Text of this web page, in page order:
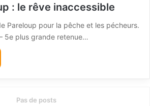
: le rêve inaccessible
Pareloup pour la pêche et les pécheurs.
5e plus grande retenue…
Pas de posts